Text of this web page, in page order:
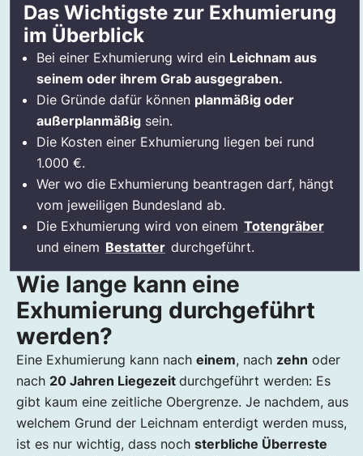
Das Wichtigste zur Exhumierung
im Überblick
Bei einer Exhumierung wird ein Leichnam aus
seinem oder ihrem Grab ausgegraben.
Die Gründe dafür können planmäßig oder
außerplanmäßig sein.
Die Kosten einer Exhumierung liegen bei rund
1.000 €.
Wer wo die Exhumierung beantragen darf, hängt
vom jeweiligen Bundesland ab.
Die Exhumierung wird von einem Totengräber
und einem Bestatter durchgeführt.
Wie lange kann eine
Exhumierung durchgeführt
werden?
Eine Exhumierung kann nach einem, nach zehn oder
nach 20 Jahren Liegezeit durchgeführt werden: Es
gibt kaum eine zeitliche Obergrenze. Je nachdem, aus
welchem Grund der Leichnam enterdigt werden muss,
ist es nur wichtig, dass noch sterbliche Überreste